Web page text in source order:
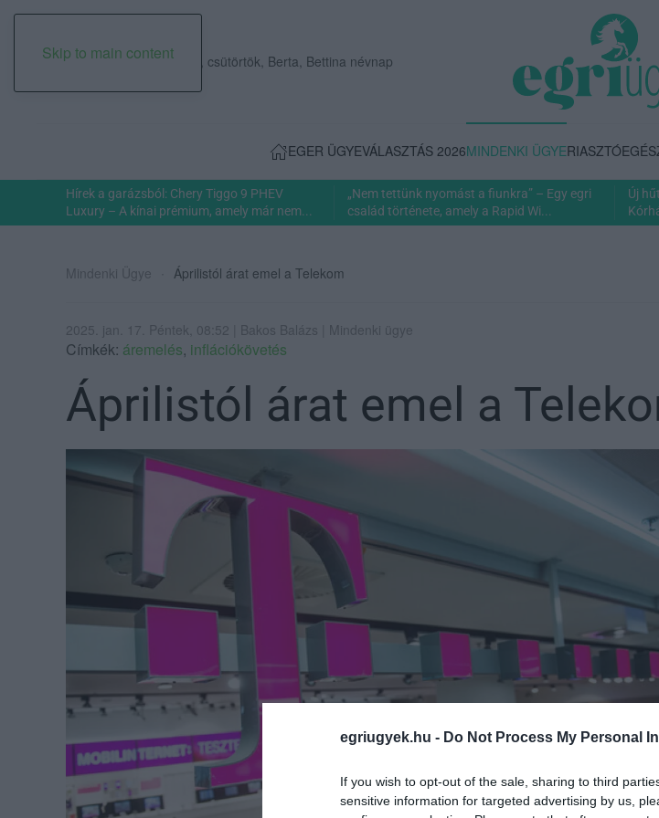
egriugyek.hu - Do Not Process My Personal
If you wish to opt-out of the sale, sharing to third
sensitive information for targeted advertising by us,
Skip to main content
2026. augusztus 06., csütörtök, Berta, Bettina névnap
EGER ÜGYEVÁLASZTÁS 2026MINDENKI ÜGYERIASZTÓ
Hírek a garázsból: Chery Tiggo 9 PHEV
Luxury – A kínai prémium, amely már nem...
„Nem tettünk nyomást a fiunkra” – Egy egri
család története, amely a Rapid Wi...
Új
Mindenki Ügye Áprilistól árat emel a Telekom
2025. jan. 17. Péntek, 08:52 | Bakos Balázs | Mindenki ügye
Címkék: áremelés, inflációkövetés
Áprilistól árat emel a